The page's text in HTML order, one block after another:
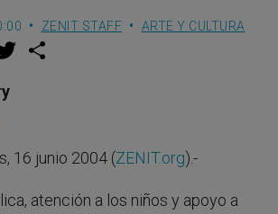
ZENIT STAFF ARTE Y CULTURA
w
16 junio 2004 (ZENIT.org).-
atención a los niños y apoyo a